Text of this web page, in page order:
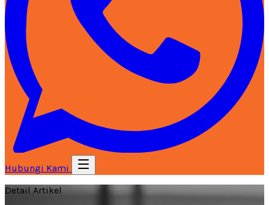
Hubungi Kami
Detail Artikel